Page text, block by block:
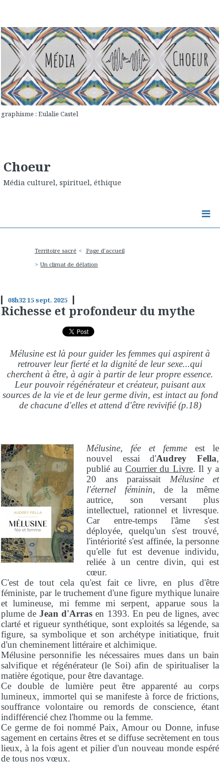
graphisme : Eulalie Castel
Choeur
Média culturel, spirituel, éthique
Territoire sacré
Page d'accueil
Un climat de délation
08h3215 sept. 2025
Richesse et profondeur du mythe
Mélusine est là pour guider les femmes qui aspirent à
retrouver leur fierté et la dignité de leur sexe...qui
cherchent à être, à agir à partir de leur propre essence.
Leur pouvoir régénérateur et créateur, puisant aux
sources de la vie et de leur germe divin, est intact au fond
de chacune d'elles et attend d'être revivifié (p.18)
Mélusine, fée et femme est le
nouvel essai d'Audrey Fella,
publié au Courrier du Livre. Il y a
20 ans paraissait Mélusine et
l'éternel féminin, de la même
autrice, son versant plus
intellectuel, rationnel et livresque.
Car entre-temps l'âme s'est
déployée, quelqu'un s'est trouvé,
l'intériorité s'est affinée, la personne
qu'elle fut est devenue individu,
reliée à un centre divin, qui est
cœur.
C'est de tout cela qu'est fait ce livre, en plus d'être
féministe, par le truchement d'une figure mythique lunaire
et lumineuse, mi femme mi serpent, apparue sous la
plume deJean d'Arras en 1393. En peu de lignes, avec
clarté et rigueur synthétique, sont exploités sa légende, sa
figure, sa symbolique et son archétype initiatique, fruit
d'un cheminement littéraire et alchimique.
Mélusine personnifie les nécessaires mues dans un bain
salvifique et régénérateur (le Soi) afin de spiritualiser la
matière égotique, pour être davantage.
Ce double de lumière peut être apparenté au corps
lumineux, immortel qui se manifeste à force de frictions,
souffrance volontaire ou remords de conscience, étant
indifférencié chez l'homme ou la femme.
Ce germe de foi nommé Paix, Amour ou Donne, infuse
sagement en certains êtres et se diffuse secrètement en tous
lieux, à la fois agent et pilier d'un nouveau monde espéré
de tous nos vœux.